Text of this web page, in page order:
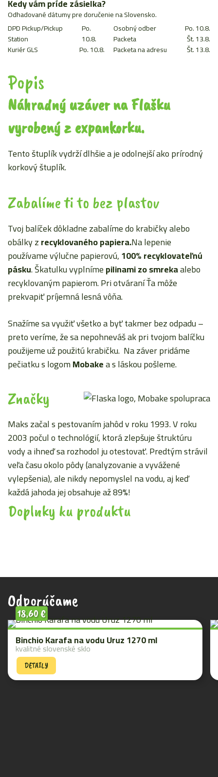
z
expankorku
Kedy vám príde zásielka?
Odhadované dátumy pre doručenie na Slovensko.
DPD Pickup/Pickup
Station
Po.
10.8.
Kuriér GLS
Po. 10.8.
Osobný odber
Po. 10.8.
Packeta
Št. 13.8.
Packeta na adresu
Št. 13.8.
Popis
Náhradný uzáver na Flašku
vyrobený z expankorku.
Tento štuplík vydrží dlhšie a je odolnejší ako prírodný
korkový štuplík.
Zabalíme ti to bez plastov
Tvoj balíček dôkladne zabalíme do krabičky alebo
obálky zrecyklovaného papiera.Na lepenie
používame výlučne papierovú,100% recyklovateľnú
pásku. Škatulku vyplnímepilinami zo smrekaalebo
recyklovaným papierom. Pri otváraní Ťa môže
prekvapiť príjemná lesná vôňa.
Snažíme sa využiť všetko a byť takmer bez odpadu –
preto veríme, že sa nepohneváš ak pri tvojom balíčku
použijeme už použitú krabičku. Na záver pridáme
pečiatku s logomMobakea s láskou pošleme.
Značky
Maks začal s pestovaním jahôd v roku 1993. V roku
2003 počul o technológií, ktorá zlepšuje štruktúru
vody a ihneď sa rozhodol ju otestovať. Predtým strávil
veľa času okolo pôdy (analyzovanie a vyvážené
vylepšenia), ale nikdy nepomyslel na vodu, aj keď
každá jahoda jej obsahuje až 89%!
Doplnky ku produktu
Odporúčame
Binchio Karafa na vodu Uruz 1270 ml
18,60€
kvalitné slovenské sklo
DETAILY